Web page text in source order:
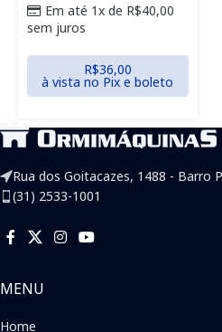
Em até 1x de R$40,00
sem juros
R$36,00
à vista no Pix e boleto
Rua dos Goitacazes, 1488 - Barro
(31) 2533-1001
MENU
Home